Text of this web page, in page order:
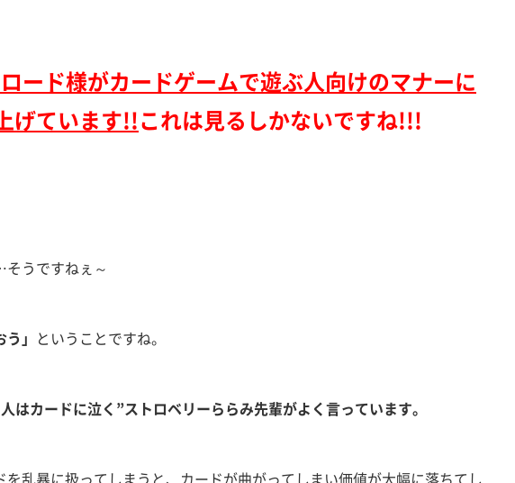
ード様がカードゲームで遊ぶ人向けのマナーに
げています!!これは見るしかないですね!!!
うですねぇ～
」 ということですね。
はカードに泣く”ストロベリーららみ先輩がよく言っています。
を乱暴に扱ってしまうと、カードが曲がってしまい価値が大幅に落ちてし